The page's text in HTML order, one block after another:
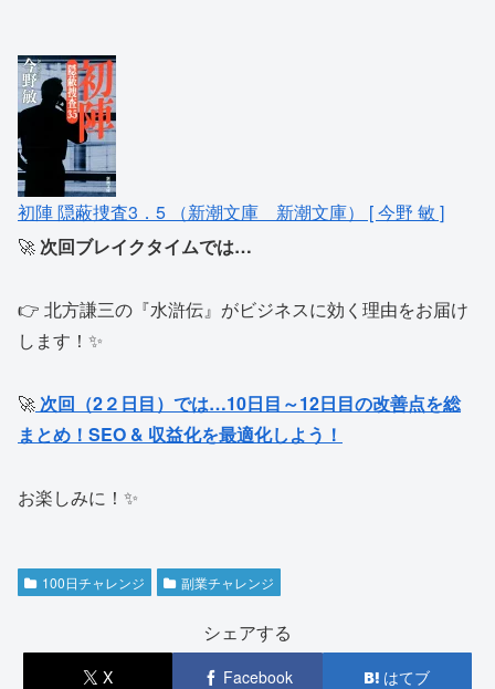
初陣 隠蔽捜査3．5 （新潮文庫 新潮文庫） [ 今野 敏 ]
🚀 次回ブレイクタイムでは…
👉 北方謙三の『水滸伝』がビジネスに効く理由をお届け
します！✨
🚀 次回（2２日目）では…10日目～12日目の改善点を総
まとめ！SEO & 収益化を最適化しよう！
お楽しみに！✨
100日チャレンジ 副業チャレンジ
シェアする
X Facebook はてブ